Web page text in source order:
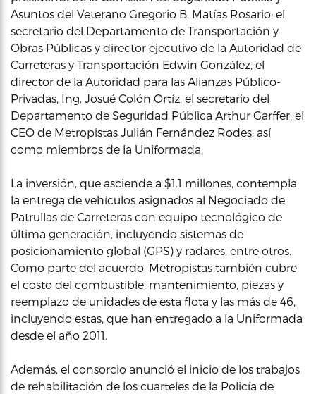
Asuntos del Veterano Gregorio B. Matías Rosario; el
secretario del Departamento de Transportación y
Obras Públicas y director ejecutivo de la Autoridad de
Carreteras y Transportación Edwin González, el
director de la Autoridad para las Alianzas Público-
Privadas, Ing. Josué Colón Ortíz, el secretario del
Departamento de Seguridad Pública Arthur Garffer; el
CEO de Metropistas Julián Fernández Rodes; así
como miembros de la Uniformada.
La inversión, que asciende a $1.1 millones, contempla
la entrega de vehículos asignados al Negociado de
Patrullas de Carreteras con equipo tecnológico de
última generación, incluyendo sistemas de
posicionamiento global (GPS) y radares, entre otros.
Como parte del acuerdo, Metropistas también cubre
el costo del combustible, mantenimiento, piezas y
reemplazo de unidades de esta flota y las más de 46,
incluyendo estas, que han entregado a la Uniformada
desde el año 2011.
Además, el consorcio anunció el inicio de los trabajos
de rehabilitación de los cuarteles de la Policía de